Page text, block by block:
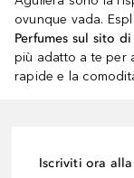
ovunque vada.
Perfumes sul sito
più adatto a te per
rapide e la
Iscriviti ora